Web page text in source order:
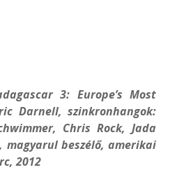
3: Europe’s Most
Darnell, szinkronhangok:
Chris Rock, Jada
magyarul beszélő, amerikai
2012